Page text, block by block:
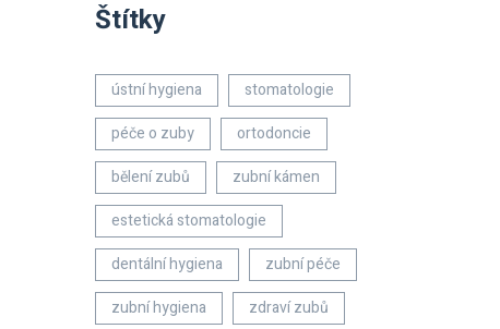
Štítky
ústní hygiena
stomatologie
péče o zuby
ortodoncie
bělení zubů
zubní kámen
estetická stomatologie
dentální hygiena
zubní péče
zubní hygiena
zdraví zubů